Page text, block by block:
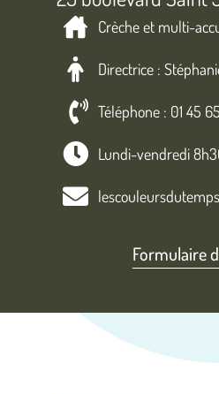
Crèche et multi-
Directrice :
Téléphone : 01 45
Lundi-vendredi
Formulaire